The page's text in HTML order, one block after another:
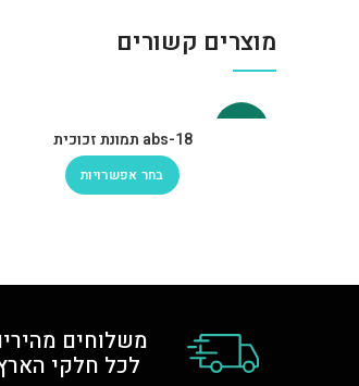
מוצרים קשורים
abs-18 תמונת זכוכית
בחר אפשרויות
משלוחים
לכל חלקי